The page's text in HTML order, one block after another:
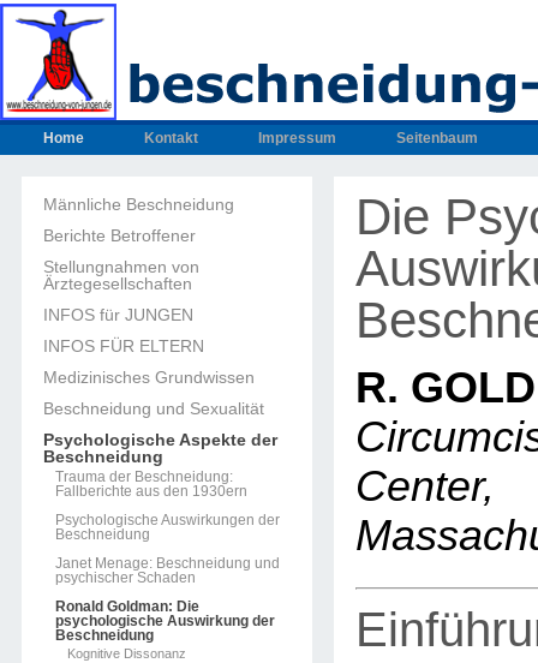
Home Kontakt Impressum Seitenbaum
Männliche Beschneidung
Berichte Betroffener
Stellungnahmen von
Ärztegesellschaften
INFOS für JUNGEN
INFOS FÜR ELTERN
Medizinisches Grundwissen
Beschneidung und Sexualität
Psychologische Aspekte der
Beschneidung
Trauma der Beschneidung:
Fallberichte aus den 1930ern
Psychologische Auswirkungen der
Beschneidung
Janet Menage: Beschneidung und
psychischer Schaden
Ronald Goldman: Die
psychologische Auswirkung der
Beschneidung
Kognitive Dissonanz
Die
R.